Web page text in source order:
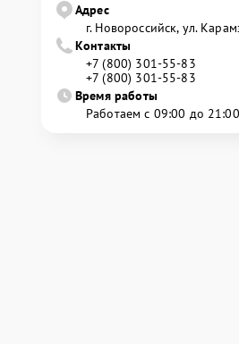
Адрес
г. Новороссийск, ул.
Контакты
+7 (800) 301-55-83
+7 (800) 301-55-83
Время работы
Работаем с 09:00 до 21:00